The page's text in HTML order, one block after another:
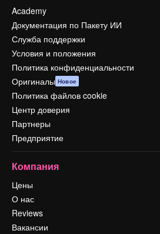
Academy
Документация по Пакету ИИ
Служба поддержки
Условия и положения
Политика конфиденциальности
Оригиналы Новое
Политика файлов cookie
Центр доверия
Партнеры
Предприятие
Компания
Цены
О нас
Reviews
Вакансии